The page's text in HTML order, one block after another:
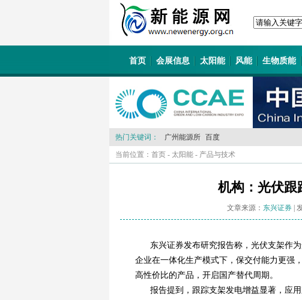
首页 会展信息 太阳能 风能 生物质能
热门关键词： 广州能源所 百度
当前位置： 首页 - 太阳能 - 产品与技术
机构：光伏跟
文章来源： 东兴证券 |
东兴证券发布研究报告称，光伏支架作
企业在一体化生产模式下，保交付能力更强
高性价比的产品，开启国产替代周期。
报告提到，跟踪支架发电增益显著，应